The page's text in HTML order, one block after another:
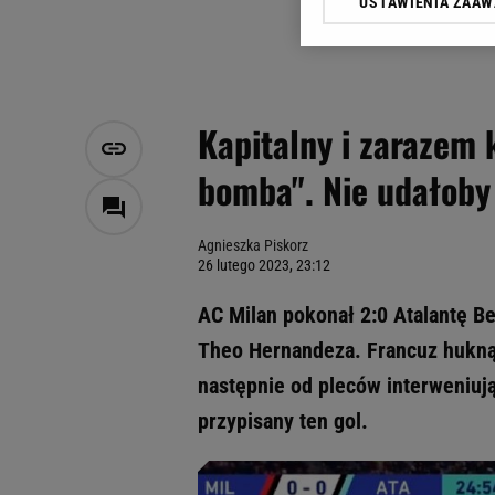
Kapitalny i zarazem
bomba". Nie
Agnieszka Piskorz
26 lutego 2023, 23:12
AC Milan pokonał 2:0 Atalantę
Theo Hernandeza. Francuz
następnie od pleców
przypisany ten gol.
Klikając „Akceptuję”
Zaufanych Partnerów i
My, nasi Zaufani
Użycie dokładnych
Przechowywanie
badnie odbiorców i